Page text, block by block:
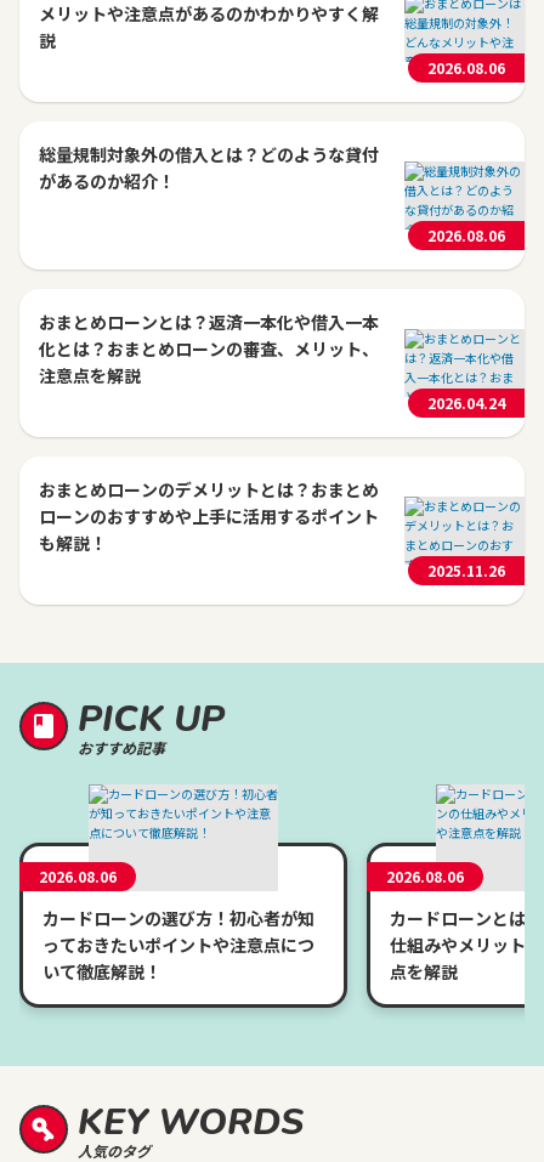
メリットや注意点があるのかわかりやすく解
説
2026.08.06
総量規制対象外の借入とは？どのような貸付
があるのか紹介！
2026.08.06
おまとめローンとは？返済一本化や借入一本
化とは？おまとめローンの審査、メリット、
注意点を解説
2026.04.24
おまとめローンのデメリットとは？おまとめ
ローンのおすすめや上手に活用するポイント
も解説！
2025.11.26
PICK UP
おすすめ記事
2026.08.06
カードローンの選び方！初心者が知
っておきたいポイントや注意点につ
いて徹底解説！
2026.08.06
カードローンとは
仕組みやメリット
点を解説
KEY WORDS
人気のタグ